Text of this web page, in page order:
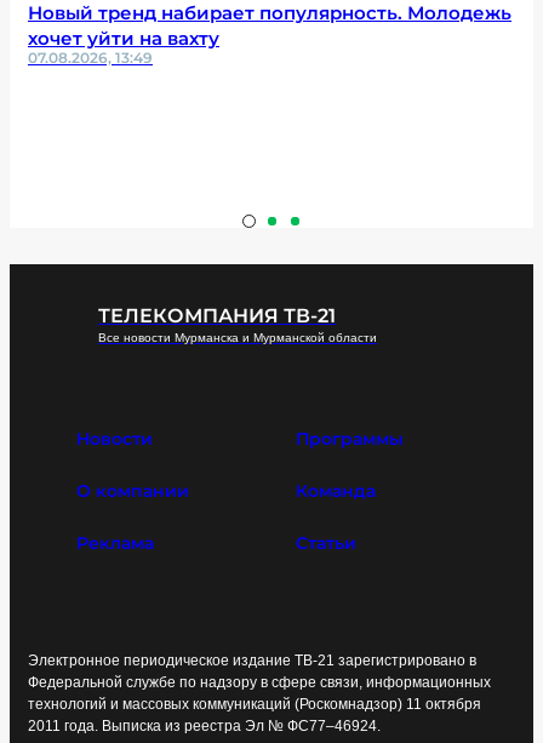
Новый тренд набирает популярность. Молодежь
хочет уйти на вахту
07.08.2026, 13:49
ТЕЛЕКОМПАНИЯ ТВ-21
Все новости Мурманска и Мурманской области
Новости Программы
О компании Команда
Реклама Статьи
Электронное периодическое издание ТВ-21 зарегистрировано в
Федеральной службе по надзору в сфере связи, информационных
технологий и массовых коммуникаций (Роскомнадзор) 11 октября
2011 года. Выписка из реестра Эл № ФС77–46924.